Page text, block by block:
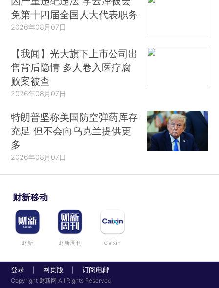
免第十四届全国人大代表职务
2026年08月07日
【我闻】光大旗下上市公司出
售背后隐情 多人卷入医疗腐
败案被查
2026年08月07日
特朗普坚称美国防空弹药库存
充足 但不会向乌克兰提供更
多
2026年08月07日
财新移动
财新 财新周刊 Caixin
登录 网页版 订阅电邮
Copyright 财新网 All Rights Reserved